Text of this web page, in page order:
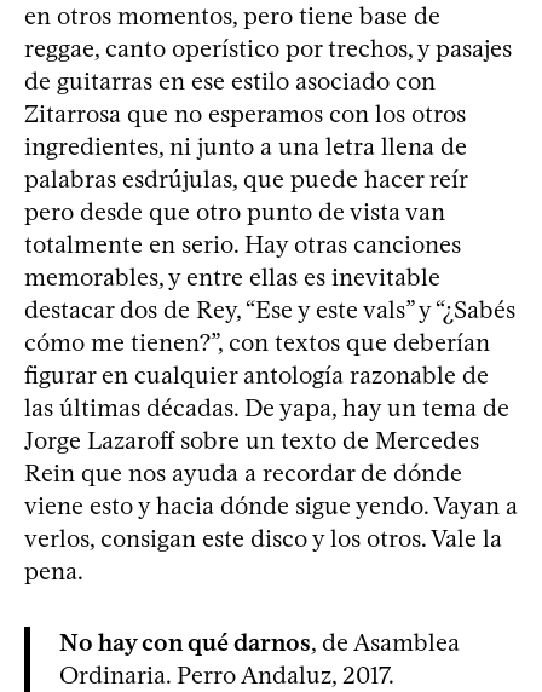
en otros momentos, pero tiene base de
reggae, canto operístico por trechos, y pasajes
de guitarras en ese estilo asociado con
Zitarrosa que no esperamos con los otros
ingredientes, ni junto a una letra llena de
palabras esdrújulas, que puede hacer reír
pero desde que otro punto de vista van
totalmente en serio. Hay otras canciones
memorables, y entre ellas es inevitable
destacar dos de Rey, “Ese y este vals” y “¿Sabés
cómo me tienen?”, con textos que deberían
figurar en cualquier antología razonable de
las últimas décadas. De yapa, hay un tema de
Jorge Lazaroff sobre un texto de Mercedes
Rein que nos ayuda a recordar de dónde
viene esto y hacia dónde sigue yendo. Vayan a
verlos, consigan este disco y los otros. Vale la
pena.
No hay con qué darnos, de Asamblea
Ordinaria. Perro Andaluz, 2017.